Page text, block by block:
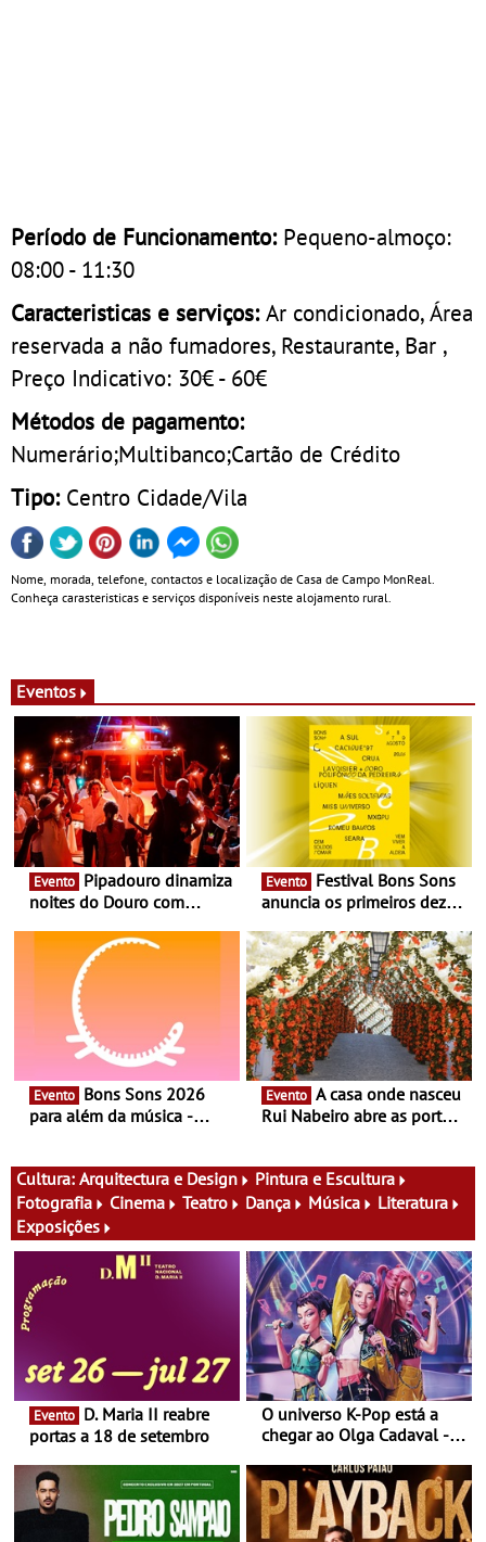
Período de Funcionamento: Pequeno-almoço:
08:00 - 11:30
Caracteristicas e serviços:Ar condicionado, Área
reservada a não fumadores, Restaurante, Bar ,
Preço Indicativo: 30€ - 60€
Métodos de pagamento:
Numerário;Multibanco;Cartão de Crédito
Tipo: Centro Cidade/Vila
Nome, morada, telefone, contactos e localização de Casa de Campo MonReal.
Conheça carasteristicas e serviços disponíveis neste alojamento rural.
Eventos
Evento
noites do Douro com
vinho, gastronomia e
música
Evento
anuncia os primeiros dez
Evento
para além da música -
atividades para toda a
família e muito mais
Evento
Rui Nabeiro abre as portas
Festas decorrem entre 8 e
16 de agosto
Cultura: Arquitectura e Design
Pintura e Escultura
Fotografia
Cinema Teatro Dança Música
Literatura
Exposições
Evento
portas a 18 de setembro
O universo K-Pop está a
chegar ao Olga Cadaval - A